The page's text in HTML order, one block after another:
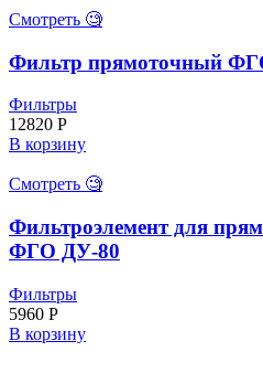
Смотреть 🧐
Фильтр прямоточный
Фильтры
12820 Р
В корзину
Смотреть 🧐
Фильтроэлемент для
ФГО ДУ-80
Фильтры
5960 Р
В корзину